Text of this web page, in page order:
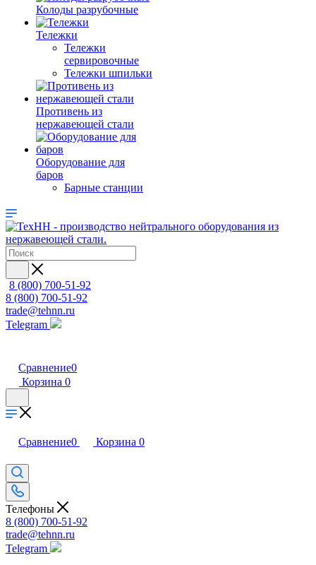
Колоды разрубочные
Тележки
Тележки
сервировочные
Тележки шпильки
Противень из
нержавеющей стали
Оборудование для
баров
Барные станции
8 (800) 700-51-92
8 (800) 700-51-92
trade@tehnn.ru
Telegram
Сравнение0
Корзина 0
Сравнение0 Корзина 0
Телефоны
8 (800) 700-51-92
trade@tehnn.ru
Telegram